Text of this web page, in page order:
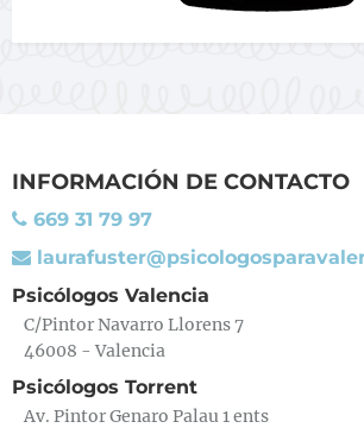
INFORMACIÓN DE CONTACTO
669 31 79 97
Psicólogos Valencia
C/Pintor Navarro Llorens 7
46008 - Valencia
Psicólogos Torrent
Av. Pintor Genaro Palau 1 ents